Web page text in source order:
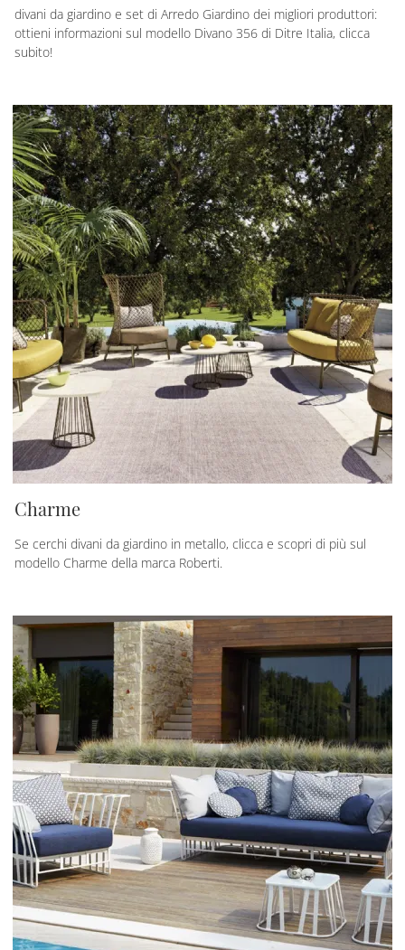
divani da giardino e set di Arredo Giardino dei migliori produttori:
ottieni informazioni sul modello Divano 356 di Ditre Italia, clicca
subito!
Charme
Se cerchi divani da giardino in metallo, clicca e scopri di più sul
modello Charme della marca Roberti.